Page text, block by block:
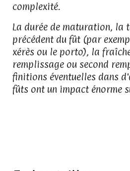
complexité.
La durée de maturation, la
précédent du fût (par
xérès ou le porto), la
remplissage ou second
finitions éventuelles dans
fûts ont un impact énorme